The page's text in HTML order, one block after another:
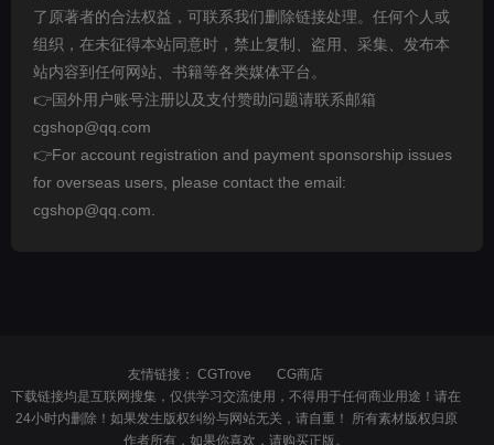
了原著者的合法权益，可联系我们删除链接处理。任何个人或
组织，在未征得本站同意时，禁止复制、盗用、采集、发布本
站内容到任何网站、书籍等各类媒体平台。
👉国外用户账号注册以及支付赞助问题请联系邮箱
cgshop@qq.com
👉For account registration and payment sponsorship issues
for overseas users, please contact the email:
cgshop@qq.com.
友情链接： CGTrove
CG商店
下载链接均是互联网搜集，仅供学习交流使用，不得用于任何商业用途！请在
24小时内删除！如果发生版权纠纷与网站无关，请自重！ 所有素材版权归原
作者所有，如果你喜欢，请购买正版。